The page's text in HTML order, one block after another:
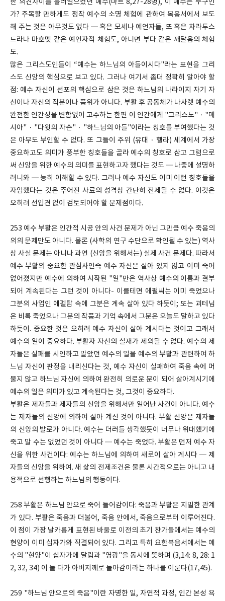
한 의견차이를 불러일으켰던 예수(마르 8,27-28병), 이 예수는 누구인
가? 주목할 만하게도 정작 예수의 소명 체험에 관하여 복음서에서 보도
해 주는 것은 아무것도 없다 ─ 혹은 모세나 예언자들, 또 혹은 차라투스
트라나 마호멧 같은 예언자적 체험도, 아니면 부다 같은 깨달음의 체험
도.
많은 그리스도인들이 “예수는 하느님의 아들이시다"라는 표현을 그리
스도 신앙의 핵심으로 보고 있다. 그러나 여기서 좀더 정확히 알아야 할
점: 예수 자신이 선포의 핵심으로 삼은 것은 하느님의 나라이지 자기 자
신이나 자신의 직분이나 품위가 아니다. 부활 후 공동체가 나사렛 예수의
완전한 인간성을 변함없이 고수하는 한편 이 인간에게 "그리스도" · "메
시아" · "다윗의 자손" · "하느님의 아들"이라는 칭호를 부여했다는 것
은 아무도 부인할 수 없다. 또 그들이 주위 (유대 · 헬라) 세계에서 가장
중요하고도 의미가 풍부한 칭호들을 골라 예수의 칭호로 삼고 그럼으로
써 신앙을 위한 예수의 의미를 표현하고자 했다는 것도 ─ 나중에 설명하
려니와 ─ 능히 이해할 수 있다. 그러나 예수 자신도 이미 이런 칭호들을
자임했다는 것은 주어진 사료의 성격상 간단히 전제될 수 없다. 이것은
오히려 선입견 없이 검토되어야 할 문제점이다.
253 예수 부활은 인간적 시공 안의 사건 문제가 아닌 그만큼 예수 죽음의
의의 문제만도 아니다. 물론 (사학의 연구 수단으로 확인될 수 있는) 역사
상 사실 문제는 아니나 과연 (신앙을 위해서는) 실제 사건 문제다. 따라서
예수 부활의 중요한 관심사인즉 예수 자신은 살아 있지 않고 이미 죽어
없어졌지만 예수에 의하여 시작된 "일"만은 역사상 예수의 이름과 결부
되어 계속된다는 그런 것이 아니다- 이를테면 에펄씨는 이미 죽었으나
그분의 사업인 에펠탑 속에 그분은 계속 살아 있다 하듯이; 또는 괴테님
은 비록 죽었으나 그분의 작품과 기억 속에서 그분은 오늘도 말하고 있다
하듯이. 중요한 것은 오히려 예수 자신이 살아 계시다는 것이고 그래서
예수의 일이 중요하다. 부활자 자신의 실재가 제외될 수 없다. 예수의 제
자들은 실패를 시인하고 말았던 예수의 일을 예수의 부활과 관련하여 하
느님 자신이 판정을 내리신다는 것, 예수 자신이 실패하여 죽음 속에 머
물지 않고 하느님 자신에 의하여 완전히 의로운 분이 되어 살아계시기에
예수의 일은 의미가 있고 계속된다는 것, 그것이 중요하다.
부활은 제자들과 제자들의 신앙을 위해서만 일어난 사건이 아니다. 예수
는 제자들의 신앙에 의하여 살아 계신 것이 아니다. 부활 신앙은 제자들
의 신앙의 발로가 아니다. 예수는 더러들 생각했듯이 너무나 위대했기에
죽고 말 수는 없었던 것이 아니다 ─ 예수는 죽었다. 부활은 먼저 예수 자
신을 위한 사건이다: 예수는 하느님에 의하여 새로이 살아 계시다 ─ 제
자들의 신앙을 위하여. 새 삶의 전제조건은 물론 시간적으로는 아니고 내
용적으로 선행하는 하느님의 행동이다.
258 부활은 하느님 안으로 죽어 들어감이다: 죽음과 부활은 지밀한 관계
가 있다. 부활은 죽음과 더불어, 죽음 안에서, 죽음으로부터 이루어진다.
이 점이 가장 날카롭게 표현된 바울로 이전의 초기 찬가들에서는 예수의
현양이 이미 십자가와 직결되어 있다. 그리고 특히 요한복음서에서는 예
수의 "현양"이 십자가에 달림과 "영광"을 동시에 뜻하며 (3,14: 8, 28: 1
2, 32, 34) 이 둘 다가 아버지께로 돌아감이라는 하나를 이룬다(17,45).
259 "하느님 안으로의 죽음"이란 자명한 일, 자연적 과정, 인간 본성 욕